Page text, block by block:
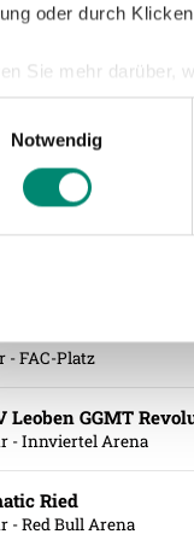
oder durch
Sie mehr darüber,
fest.
Cookies,
Zugriffe auf unsere
Details,
Notwendig
#4- 14.07.2023 18:00 Uhr
Ried
Ried
- FAC-Platz
Admira
Ried
- FAC-Platz
Leoben GGMT
- Innviertel Arena
Ried
- Red Bull Arena